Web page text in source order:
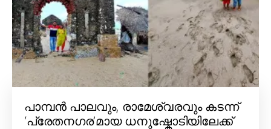
പാമ്പൻ പാലവും, രാമേശ്വരവും കടന്ന്
‘പ്രേതനഗര’മായ ധനുഷ്കോടിയിലേക്ക്